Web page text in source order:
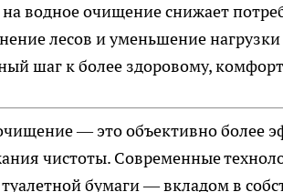
водное очищение снижает
лесов и уменьшение
шаг к более здоровому,
— это объективно более
чистоты. Современные
туалетной бумаги — вкладом в